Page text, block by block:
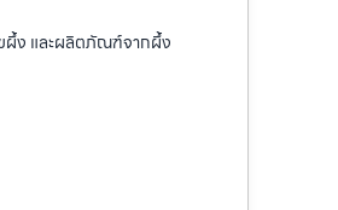
ผึ้ง และผลิตภัณฑ์จากผึ้ง